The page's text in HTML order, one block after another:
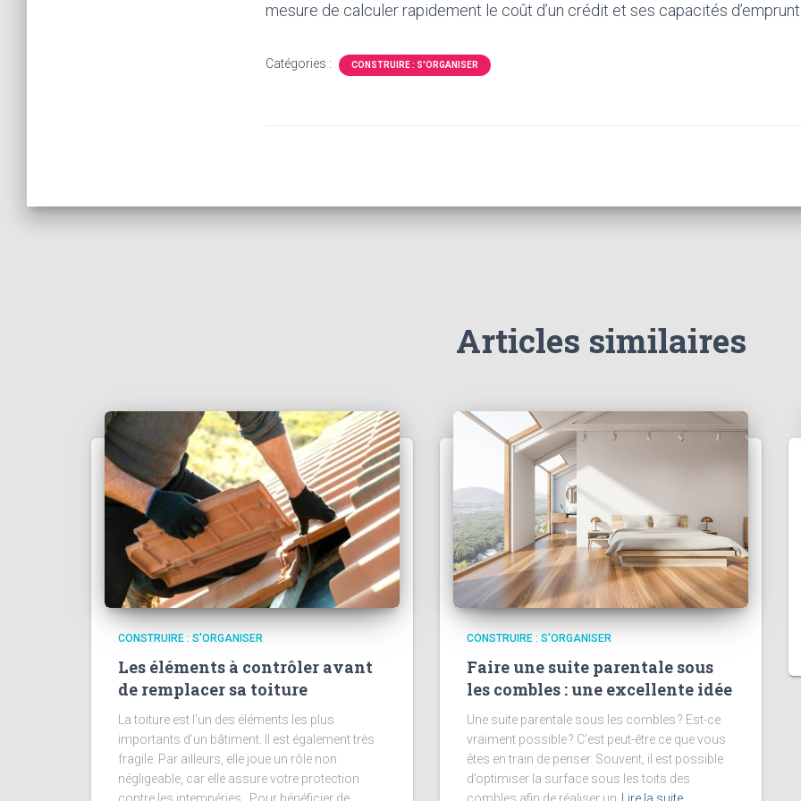
mesure de calculer rapidement le coût d’un crédit et ses capacités
Catégories : CONSTRUIRE : S'ORGANISER
Articles similaires
CONSTRUIRE : S'ORGANISER
Les éléments à contrôler avant
de remplacer sa toiture
La toiture est l’un des éléments les plus
importants d’un bâtiment. Il est également très
fragile. Par ailleurs, elle joue un rôle non
négligeable, car elle assure votre protection
CONSTRUIRE : S'ORGANISER
Faire une suite parentale sous
les combles : une excellente idée
Une suite parentale sous les combles ? Est-ce
vraiment possible ? C’est peut-être ce que vous
êtes en train de penser. Souvent, il est possible
d’optimiser la surface sous les toits des